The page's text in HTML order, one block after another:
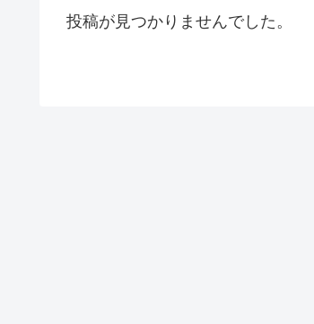
投稿が見つかりませんでした。